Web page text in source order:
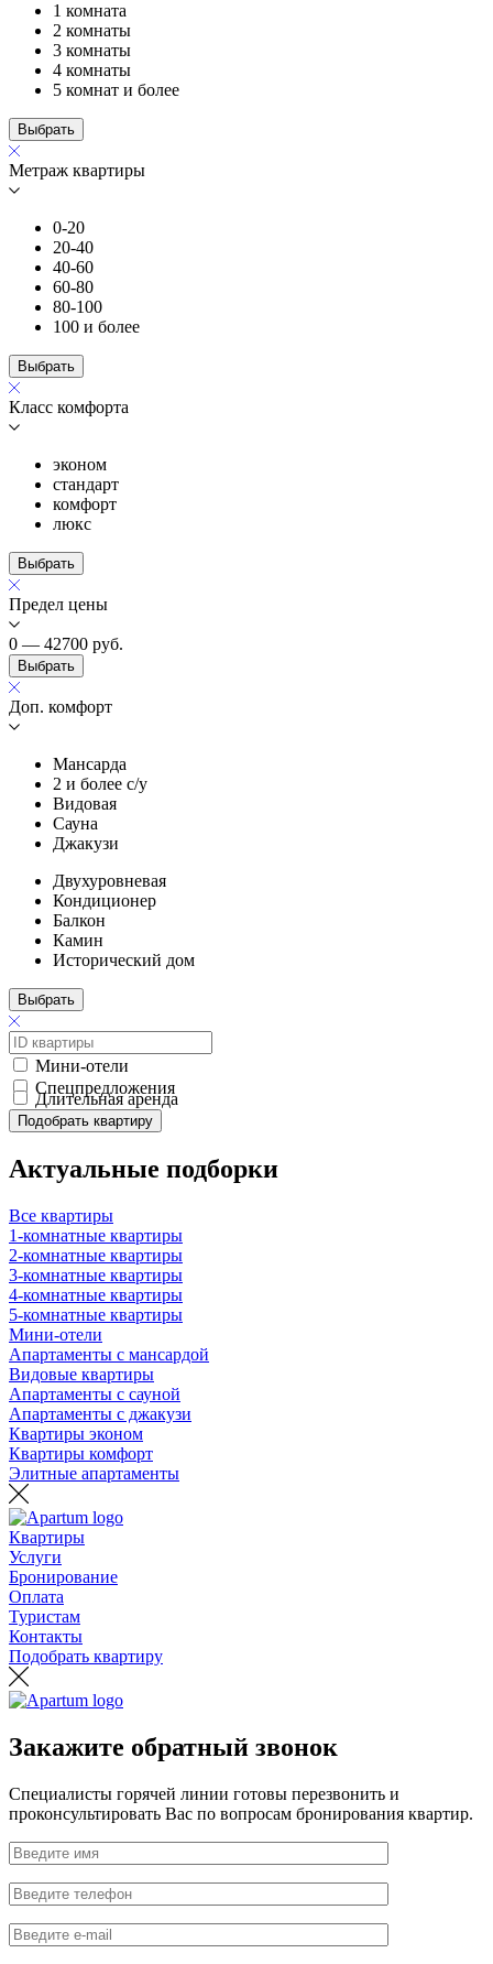
1 комната
2 комнаты
3 комнаты
4 комнаты
5 комнат и более
Выбрать
Метраж квартиры
0-20
20-40
40-60
60-80
80-100
100 и более
Выбрать
Класс комфорта
эконом
стандарт
комфорт
люкс
Выбрать
Предел цены
0 — 42700 руб.
Выбрать
Доп. комфорт
Мансарда
2 и более с/у
Видовая
Сауна
Джакузи
Двухуровневая
Кондиционер
Балкон
Камин
Исторический дом
Выбрать
Мини-отели
Спецпредложения
Длительная аренда
Подобрать квартиру
Актуальные подборки
Все квартиры
1-комнатные квартиры
2-комнатные квартиры
3-комнатные квартиры
4-комнатные квартиры
5-комнатные квартиры
Мини-отели
Апартаменты с мансардой
Видовые квартиры
Апартаменты с сауной
Апартаменты с джакузи
Квартиры эконом
Квартиры комфорт
Элитные апартаменты
Квартиры
Услуги
Бронирование
Оплата
Туристам
Контакты
Подобрать квартиру
Закажите обратный звонок
Специалисты горячей линии готовы перезвонить и
проконсультировать Вас по вопросам бронирования квартир.